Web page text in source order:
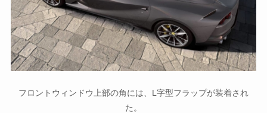
フロントウィンドウ上部の角には、L字型フラップが装着され
た。